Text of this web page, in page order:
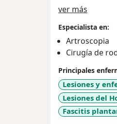
ver más
Especialista en:
Artroscopia
Cirugía de
Principales
Lesiones y
Lesiones del
Fascitis